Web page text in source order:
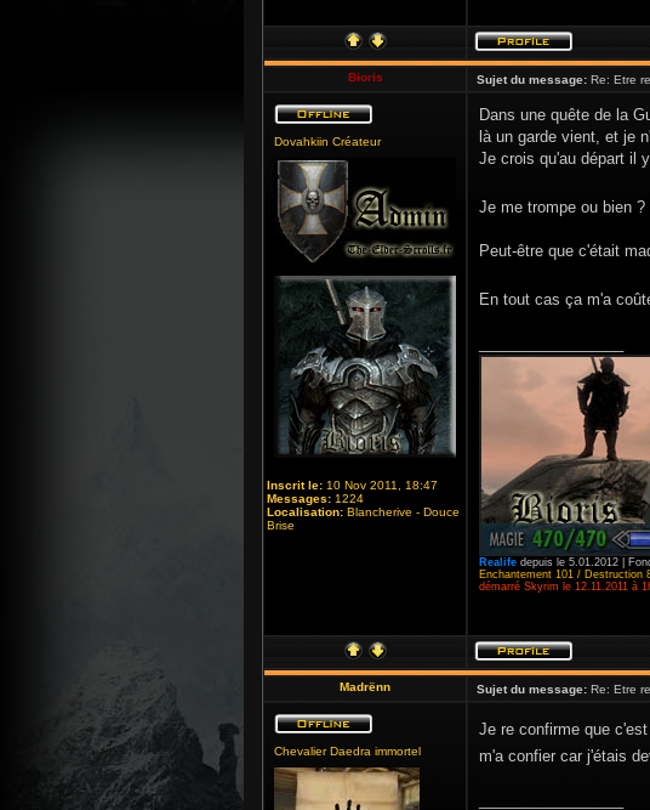
Bioris Sujet du message: Re: Etre
Dovahkiin Créateur
Inscrit le: 10 Nov 2011, 18:47
Messages: 1224
Localisation: Blancherive - Douce
Brise
Dans une quête de la
là un garde vient, et je
Je crois qu'au départ il
Je me trompe ou bien ?
Peut-être que c'était
En tout cas ça m'a
Realife depuis le 5.01.2012 |
Enchantement 101 / Destruction
démarré Skyrim le 12.11.2011 à
Madrënn Sujet du message: Re: Etre
Chevalier Daedra immortel
Je re confirme que
m'a confier car j'étais